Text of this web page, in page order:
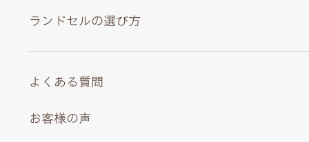
ランドセルの選び方
よくある質問
お客様の声